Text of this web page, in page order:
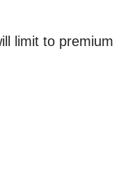
limit to premium